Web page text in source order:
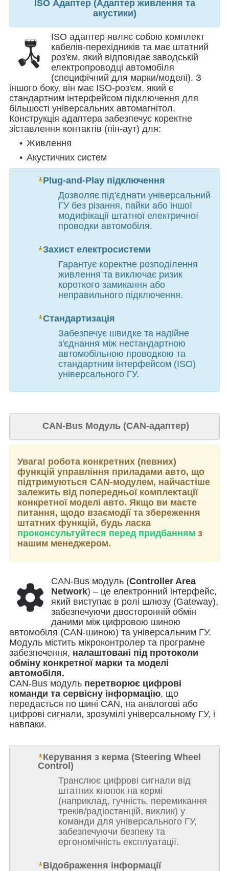
ISO Адаптер (Адаптер живлення та
акустики)
ISO адаптер являє собою комплект
кабелів-перехідників та має штатний
роз'єм, який відповідає заводській
електропроводці автомобіля
(специфічний для марки/моделі). З
іншого боку, він має ISO-роз'єм, який є
стандартним інтерфейсом підключення для
більшості універсальних автомагнітол.
Конструкція адаптера забезпечує коректне
зіставлення контактів (пін-аут) для:
Живлення
Акустичних систем
Plug-and-Play підключення
Дозволяє під'єднати універсальний
ГУ без різання, пайки або іншої
модифікації штатної електричної
проводки автомобіля.
Захист електросистеми
Гарантує коректне розподілення
живлення та виключає ризик
короткого замикання або
неправильного підключення.
Стандартизація
Забезпечує швидке та надійне
з'єднання між нестандартною
автомобільною проводкою та
стандартним інтерфейсом (ISO)
універсального ГУ.
CAN-Bus Модуль (CAN-адаптер)
Увага! робота конкретних (певних)
функцій управління приладами авто, що
підтримуються CAN-модулем, найчастіше
залежить від попередньої комплектації
конкретної моделі авто. Якщо ви маєте
питання, щодо взаємодії та збереження
штатних функцій, будь ласка
проконсультуйтеся перед придбанням з
нашим менеджером.
CAN-Bus модуль (Controller Area
Network) – це електронний інтерфейс,
який виступає в ролі шлюзу (Gateway),
забезпечуючи двосторонній обмін
даними між цифровою шиною
автомобіля (CAN-шиною) та універсальним ГУ.
Модуль містить мікроконтролер та програмне
забезпечення, налаштовані під протоколи
обміну конкретної марки та моделі
автомобіля.
CAN-Bus модуль перетворює цифрові
команди та сервісну інформацію, що
передається по шині CAN, на аналогові або
цифрові сигнали, зрозумілі універсальному ГУ, і
навпаки.
Керування з керма (Steering Wheel
Control)
Транслює цифрові сигнали від
штатних кнопок на кермі
(наприклад, гучність, перемикання
треків/радіостанцій, виклик) у
команди для універсального ГУ,
забезпечуючи безпеку та
ергономічність експлуатації.
Відображення інформації